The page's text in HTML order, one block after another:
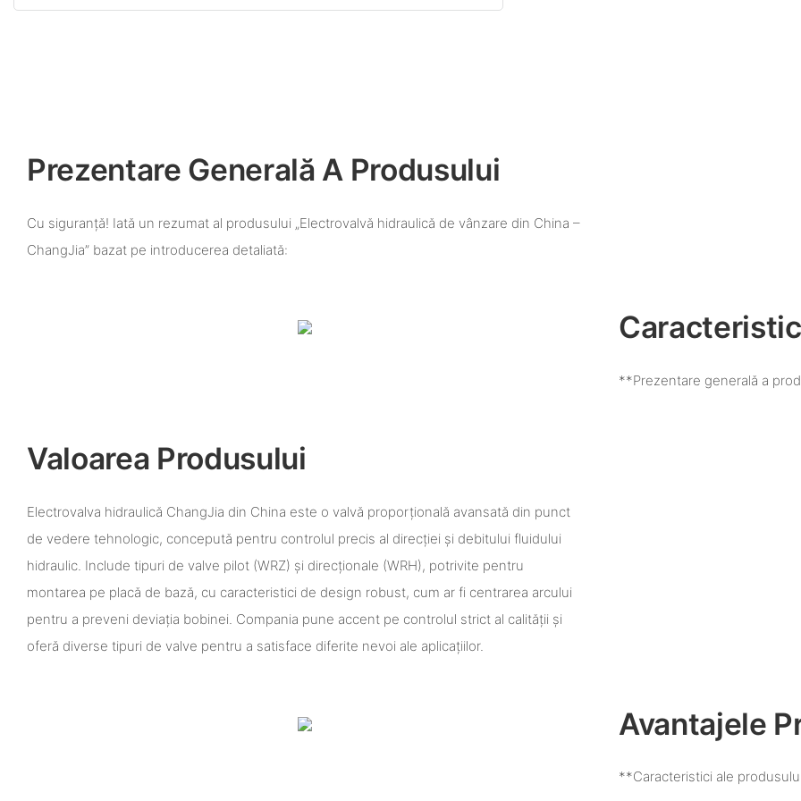
Prezentare Generală A Produsului
Cu siguranță! Iată un rezumat al produsului „Electrovalvă hidraulică de vânzare din China –
ChangJia” bazat pe introducerea detaliată:
**Prezentare generală a
Valoarea Produsului
Electrovalva hidraulică ChangJia din China este o valvă proporțională avansată din punct
de vedere tehnologic, concepută pentru controlul precis al direcției și debitului fluidului
hidraulic. Include tipuri de valve pilot (WRZ) și direcționale (WRH), potrivite pentru
montarea pe placă de bază, cu caracteristici de design robust, cum ar fi centrarea arcului
pentru a preveni deviația bobinei. Compania pune accent pe controlul strict al calității și
oferă diverse tipuri de valve pentru a satisface diferite nevoi ale aplicațiilor.
Avantajele
**Caracteristici ale